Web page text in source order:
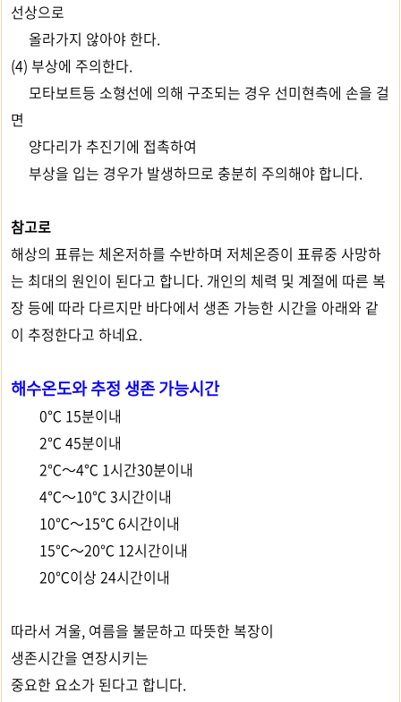
선상으로
올라가지 않아야 한다.
(4) 부상에 주의한다.
모타보트등 소형선에 의해 구조되는 경우 선미현측에 손을 걸
면
양다리가 추진기에 접촉하여
부상을 입는 경우가 발생하므로 충분히 주의해야 합니다.
참고로
해상의 표류는 체온저하를 수반하며 저체온증이 표류중 사망하
는 최대의 원인이 된다고 합니다. 개인의 체력 및 계절에 따른 복
장 등에 따라 다르지만 바다에서 생존 가능한 시간을 아래와 같
이 추정한다고 하네요.
해수온도와 추정 생존 가능시간
0℃ 15분이내
2℃ 45분이내
2℃～4℃ 1시간30분이내
4℃～10℃ 3시간이내
10℃～15℃ 6시간이내
15℃～20℃ 12시간이내
20℃이상 24시간이내
따라서 겨울, 여름을 불문하고 따뜻한 복장이
생존시간을 연장시키는
중요한 요소가 된다고 합니다.